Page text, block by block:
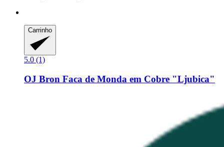
Carrinho
5.0 (1)
OJ Bron Faca de Monda em Cobre "Ljubica"